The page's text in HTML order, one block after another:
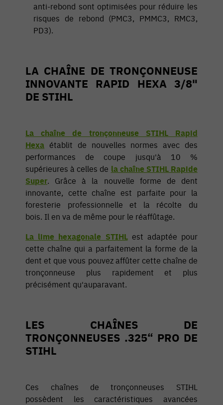
anti-rebond sont optimisées pour réduire les
risques de rebond (PMC3, PMMC3, RMC3,
PD3).
LA CHAÎNE DE TRONÇONNEUSE
INNOVANTE RAPID HEXA 3/8"
DE STIHL
La chaîne de tronçonneuse STIHL Rapid
Hexa établit de nouvelles normes avec des
performances de coupe jusqu'à 10 %
supérieures à celles de la chaîne STIHL Rapide
Super. Grâce à la nouvelle forme de dent
innovante, cette chaîne est parfaite pour la
foresterie professionnelle et la récolte du
bois. Il en va de même pour le réaffûtage.
La lime hexagonale STIHLest adaptée pour
cette chaîne qui a parfaitement la forme de la
dent et que vous pouvez affûter cette chaîne de
tronçonneuse plus rapidement et plus
précisément qu'auparavant.
LES CHAÎNES DE
TRONÇONNEUSES .325“ PRO DE
STIHL
Ces chaînes de tronçonneuses STIHL
possèdent les caractéristiques avancées